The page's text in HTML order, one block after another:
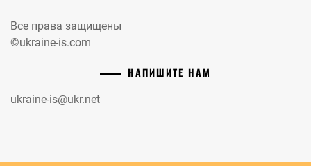
Все права защищены
©ukraine-is.com
НАПИШИТЕ НАМ
ukraine-is@ukr.net